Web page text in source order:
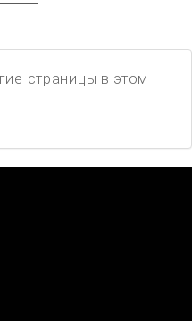
страницы в этом